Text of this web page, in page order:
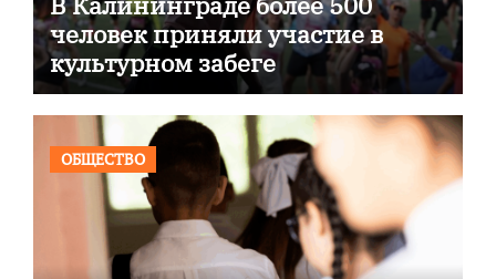
человек приняли участие в
культурном забеге
ОБЩЕСТВО